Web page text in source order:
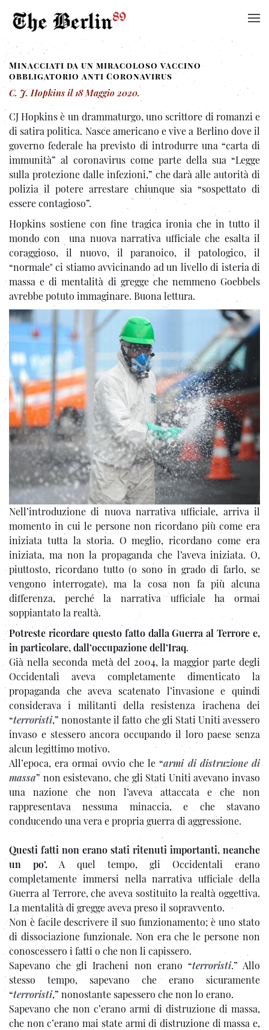
Minacciati da un miracoloso vaccino
obbligatorio anti Coronavirus
C. J. Hopkins il 18 Maggio 2020.
CJ Hopkins è un drammaturgo, uno scrittore di romanzi e
di satira politica. Nasce americano e vive a Berlino dove il
governo federale ha previsto di introdurre una “carta di
immunità” al coronavirus come parte della sua “Legge
sulla protezione dalle infezioni,” che darà alle autorità di
polizia il potere arrestare chiunque sia “sospettato di
essere contagioso”.
Hopkins sostiene con fine tragica ironia che in tutto il
mondo con una nuova narrativa ufficiale che esalta il
coraggioso, il nuovo, il paranoico, il patologico, il
“normale" ci stiamo avvicinando ad un livello di isteria di
massa e di mentalità di gregge che nemmeno Goebbels
avrebbe potuto immaginare. Buona lettura.
Nell’introduzione di nuova narrativa ufficiale, arriva il
momento in cui le persone non ricordano più come era
iniziata tutta la storia. O meglio, ricordano come era
iniziata, ma non la propaganda che l’aveva iniziata. O,
piuttosto, ricordano tutto (o sono in grado di farlo, se
vengono interrogate), ma la cosa non fa più alcuna
differenza, perché la narrativa ufficiale ha ormai
soppiantato la realtà.
Potreste ricordare questo fatto dalla Guerra al Terrore e,
in particolare, dall’occupazione dell’Iraq.
Già nella seconda metà del 2004, la maggior parte degli
Occidentali aveva completamente dimenticato la
propaganda che aveva scatenato l’invasione e quindi
considerava i militanti della resistenza irachena dei
“terroristi,” nonostante il fatto che gli Stati Uniti avessero
invaso e stessero ancora occupando il loro paese senza
alcun legittimo motivo.
All’epoca, era ormai ovvio che le “armi di distruzione di
massa” non esistevano, che gli Stati Uniti avevano invaso
una nazione che non l’aveva attaccata e che non
rappresentava nessuna minaccia, e che stavano
conducendo una vera e propria guerra di aggressione.
Questi fatti non erano stati ritenuti importanti, neanche
un po’. A quel tempo, gli Occidentali erano
completamente immersi nella narrativa ufficiale della
Guerra al Terrore, che aveva sostituito la realtà oggettiva.
La mentalità di gregge aveva preso il sopravvento.
Non è facile descrivere il suo funzionamento; è uno stato
di dissociazione funzionale. Non era che le persone non
conoscessero i fatti o che non li capissero.
Sapevano che gli Iracheni non erano “terroristi.” Allo
stesso tempo, sapevano che erano sicuramente
“terroristi,” nonostante sapessero che non lo erano.
Sapevano che non c’erano armi di distruzione di massa,
che non c’erano mai state armi di distruzione di massa e,